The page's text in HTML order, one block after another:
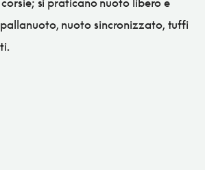
nuoto sincronizzato, tuffi